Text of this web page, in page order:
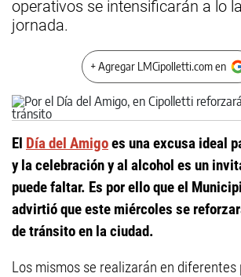
operativos se intensificarán a lo
jornada.
+ Agregar LMCipolletti.com en
El Día del Amigoes una excusa ideal
y la celebración y al alcohol es un
puede faltar. Es por ello que el
advirtió que este miércoles se
de tránsito en la ciudad.
Los mismos se realizarán en diferentes